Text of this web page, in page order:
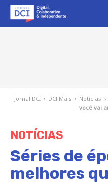
Jornal DCI › DCI Mais › Notícias ›
você vai
NOTÍCIAS
Séries de
melhores